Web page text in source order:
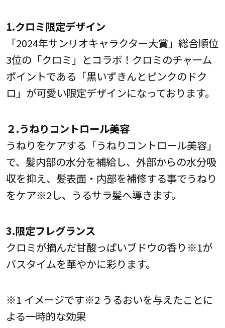
1.クロミ限定デザイン
「2024年サンリオキャラクター大賞」総合順位
3位の「クロミ」とコラボ！クロミのチャーム
ポイントである「黒いずきんとピンクのドク
ロ」が可愛い限定デザインになっております。
２.うねりコントロール美容
うねりをケアする「うねりコントロール美容」
で、髪内部の水分を補給し、外部からの水分吸
収を抑え、髪表面・内部を補修する事でうねり
をケア※2し、うるサラ髪へ導きます。
3.限定フレグランス
クロミが摘んだ甘酸っぱいブドウの香り※1が
バスタイムを華やかに彩ります。
※1 イメージです※2 うるおいを与えたことに
よる一時的な効果